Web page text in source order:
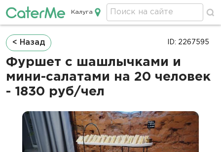
Кейтеринг в Калуге
Калуга
Строка
навигации
< Назад
Фуршет с шашлычками и
мини-салатами на 20 человек
- 1830 руб/чел
ID: 2267595